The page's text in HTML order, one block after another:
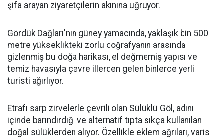
şifa arayan ziyaretçilerin akınına uğruyor.
Gördük Dağları'nın güney yamacında, yaklaşık bin 500
metre yükseklikteki zorlu coğrafyanın arasında
gizlenmiş bu doğa harikası, el değmemiş yapısı ve
temiz havasıyla çevre illerden gelen binlerce yerli
turisti ağırlıyor.
Etrafı sarp zirvelerle çevrili olan Sülüklü Göl, adını
içinde barındırdığı ve alternatif tıpta sıkça kullanılan
doğal sülüklerden alıyor. Özellikle eklem ağrıları, varis